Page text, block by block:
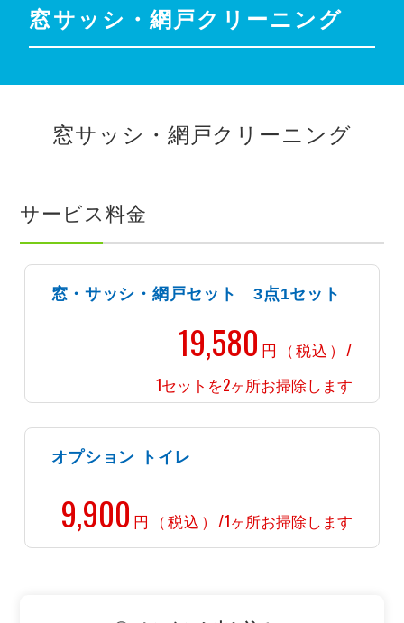
窓サッシ・網戸クリーニング
窓サッシ・網戸クリーニング
サービス料金
窓・サッシ・網戸セット 3点1セット
19,580 円（税込）/
1セットを2ヶ所お掃除します
オプション トイレ
9,900 円（税込）/1ヶ所お掃除します